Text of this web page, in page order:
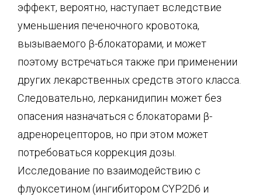
эффект, вероятно, наступает вследствие
уменьшения печеночного кровотока,
вызываемого β-блокаторами, и может
поэтому встречаться также при применении
других лекарственных средств этого класса.
Следовательно, лерканидипин может без
опасения назначаться с блокаторами β-
адренорецепторов, но при этом может
потребоваться коррекция дозы.
Исследование по взаимодействию с
флуоксетином (ингибитором CYP2D6 и